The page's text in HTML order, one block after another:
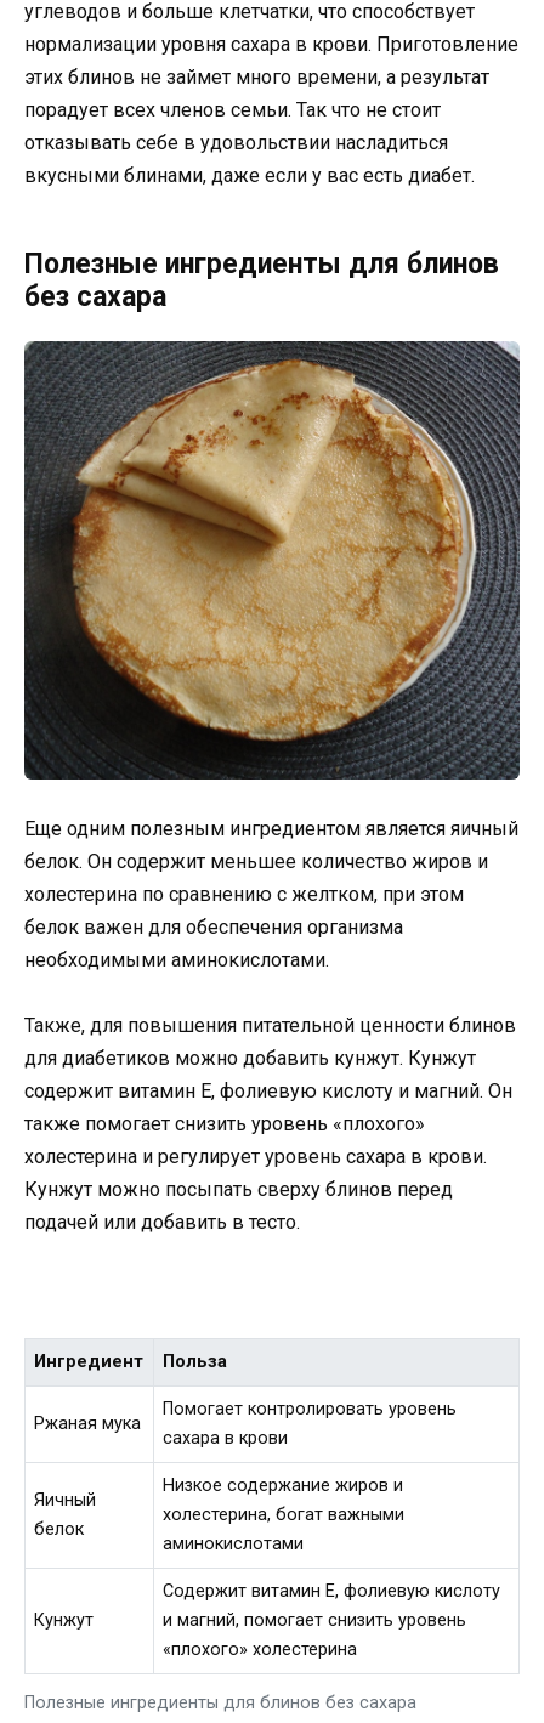
углеводов и больше клетчатки, что способствует
нормализации уровня сахара в крови. Приготовление
этих блинов не займет много времени, а результат
порадует всех членов семьи. Так что не стоит
отказывать себе в удовольствии насладиться
вкусными блинами, даже если у вас есть диабет.
Полезные ингредиенты для блинов
без сахара
Еще одним полезным ингредиентом является яичный
белок. Он содержит меньшее количество жиров и
холестерина по сравнению с желтком, при этом
белок важен для обеспечения организма
необходимыми аминокислотами.
Также, для повышения питательной ценности блинов
для диабетиков можно добавить кунжут. Кунжут
содержит витамин Е, фолиевую кислоту и магний. Он
также помогает снизить уровень «плохого»
холестерина и регулирует уровень сахара в крови.
Кунжут можно посыпать сверху блинов перед
подачей или добавить в тесто.
Полезные ингредиенты для блинов без сахара
Ингредиент Польза
Ржаная мука
Помогает контролировать уровень
сахара в крови
Яичный
белок
Низкое содержание жиров и
холестерина, богат важными
аминокислотами
Кунжут
Содержит витамин Е, фолиевую кислоту
и магний, помогает снизить уровень
«плохого» холестерина